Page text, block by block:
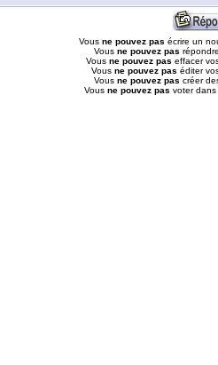
Vous ne pouvez pas écrire un
Vous ne pouvez pas
Vous ne pouvez pas effacer
Vous ne pouvez pas éditer
Vous ne pouvez pas créer
Vous ne pouvez pas voter